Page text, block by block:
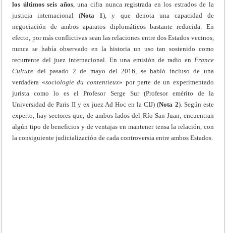
los últimos seis años, una cifra nunca registrada en los estrados de la
justicia internacional (Nota 1), y que denota una capacidad de
negociación de ambos aparatos diplomáticos bastante reducida. En
efecto, por más conflictivas sean las relaciones entre dos Estados vecinos,
nunca se había observado en la historia un uso tan sostenido como
recurrente del juez internacional. En una emisión de radio en France
Culture del pasado 2 de mayo del 2016, se habló incluso de una
verdadera «sociologie du contentieux» por parte de un experimentado
jurista como lo es el Profesor Serge Sur (Profesor emérito de la
Universidad de Paris II y ex juez Ad Hoc en la CIJ) (Nota 2). Según este
experto, hay sectores que, de ambos lados del Río San Juan, encuentran
algún tipo de beneficios y de ventajas en mantener tensa la relación, con
la consiguiente judicialización de cada controversia entre ambos Estados.